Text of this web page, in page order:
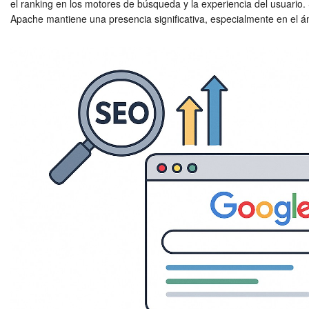
el ranking en los motores de búsqueda y la experiencia del
Apache mantiene una presencia significativa, especialmente en el